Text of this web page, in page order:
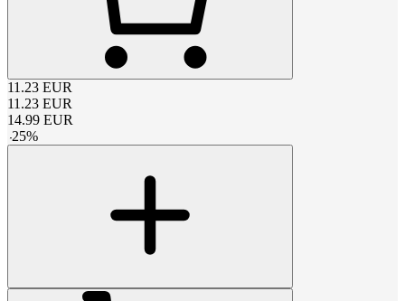
11.23 EUR
11.23 EUR
14.99 EUR
-25%